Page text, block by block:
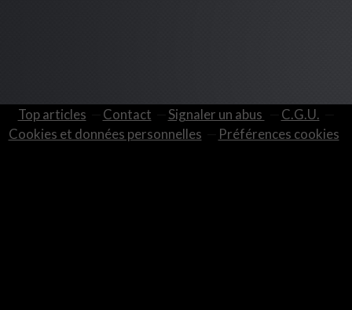
Top articles Contact Signaler un abus
C.G.U.
Cookies et données personnelles
Préférences cookies